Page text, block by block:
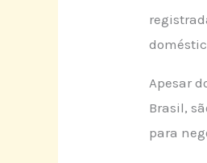
Apesar
Brasil,
para